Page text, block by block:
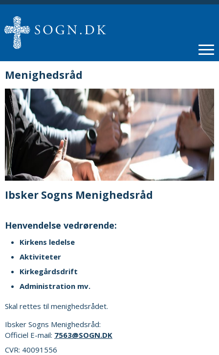
Menighedsråd
Ibsker Sogns Menighedsråd
Henvendelse vedrørende:
Kirkens ledelse
Aktiviteter
Kirkegårdsdrift
Administration mv.
Skal rettes til menighedsrådet.
Ibsker Sogns Menighedsråd:
Officiel E-mail: 7563@SOGN.DK
CVR: 40091556